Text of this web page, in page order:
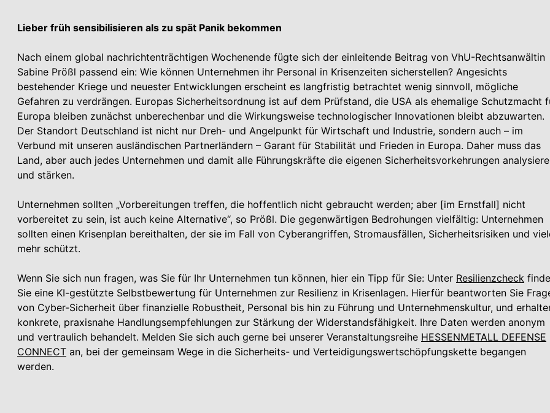
Lieber früh sensibilisieren als zu spät Panik bekommen
Nach einem global nachrichtenträchtigen Wochenende fügte sich der einleitende Beitrag von VhU-Rechtsanwältin
Sabine Prößl passend ein: Wie können Unternehmen ihr Personal in Krisenzeiten sicherstellen? Angesichts
bestehender Kriege und neuester Entwicklungen erscheint es langfristig betrachtet wenig sinnvoll, mögliche
Gefahren zu verdrängen. Europas Sicherheitsordnung ist auf dem Prüfstand, die USA als ehemalige Schutzmacht
Europa bleiben zunächst unberechenbar und die Wirkungsweise technologischer Innovationen bleibt abzuwarten.
Der Standort Deutschland ist nicht nur Dreh- und Angelpunkt für Wirtschaft und Industrie, sondern auch – im
Verbund mit unseren ausländischen Partnerländern – Garant für Stabilität und Frieden in Europa. Daher muss das
Land, aber auch jedes Unternehmen und damit alle Führungskräfte die eigenen Sicherheitsvorkehrungen
und stärken.
Unternehmen sollten „Vorbereitungen treffen, die hoffentlich nicht gebraucht werden; aber [im Ernstfall] nicht
vorbereitet zu sein, ist auch keine Alternative“, so Prößl. Die gegenwärtigen Bedrohungen vielfältig: Unternehmen
sollten einen Krisenplan bereithalten, der sie im Fall von Cyberangriffen, Stromausfällen, Sicherheitsrisiken und
mehr schützt.
Wenn Sie sich nun fragen, was Sie für Ihr Unternehmen tun können, hier ein Tipp für Sie: Unter Resilienzcheck
Sie eine KI-gestützte Selbstbewertung für Unternehmen zur Resilienz in Krisenlagen. Hierfür beantworten Sie
von Cyber-Sicherheit über finanzielle Robustheit, Personal bis hin zu Führung und Unternehmenskultur, und
konkrete, praxisnahe Handlungsempfehlungen zur Stärkung der Widerstandsfähigkeit. Ihre Daten werden anonym
und vertraulich behandelt. Melden Sie sich auch gerne bei unserer Veranstaltungsreihe HESSENMETALL DEFENSE
CONNECT an, bei der gemeinsam Wege in die Sicherheits- und Verteidigungswertschöpfungskette begangen
werden.